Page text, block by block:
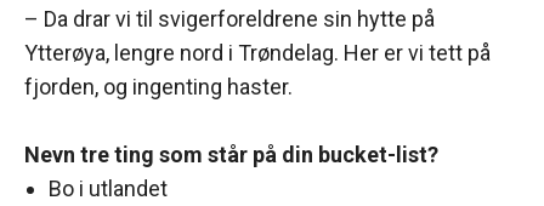
– Da drar vi til svigerforeldrene sin hytte på
Ytterøya, lengre nord i Trøndelag. Her er vi tett på
fjorden, og ingenting haster.
Nevn tre ting som står på din bucket-list?
Bo i utlandet